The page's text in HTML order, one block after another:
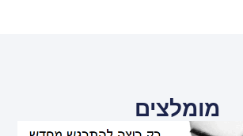
מומלצים